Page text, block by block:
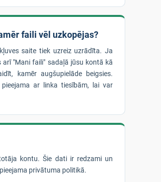
faili vēl uzkopējas?
saite tiek uzreiz uzrādīta. Ja
"Mani faili" sadaļā jūsu kontā kā
kamēr augšupielāde beigsies.
ar linka tiesībām, lai var
kontu. Šie dati ir redzami un
privātuma politikā.